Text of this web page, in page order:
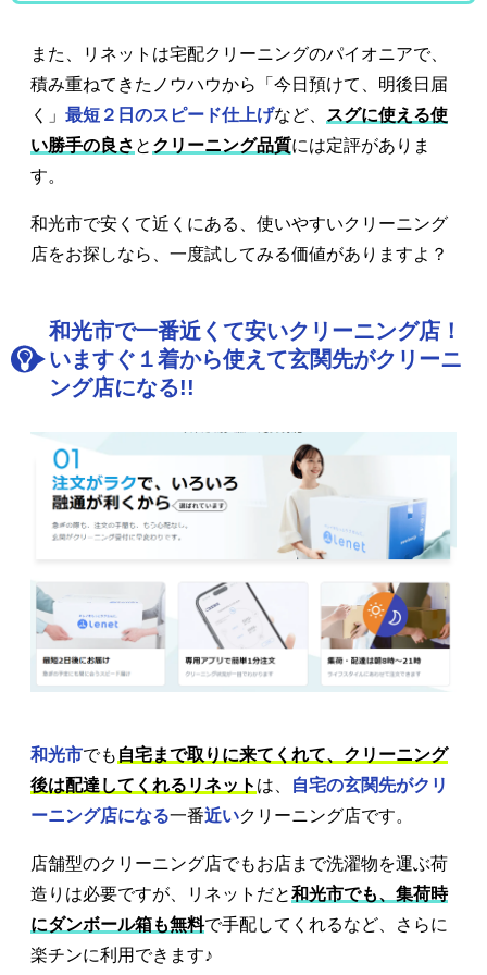
また、リネットは宅配クリーニングのパイオニアで、
積み重ねてきたノウハウから「今日預けて、明後日届
く」 最短２日のスピード仕上げなど、
スグに使える使
い勝手の良さ と クリーニング品質には定評がありま
す。
和光市で安くて近くにある、使いやすいクリーニング
店をお探しなら、一度試してみる価値がありますよ？
和光市で一番近くて安いクリーニング店！
いますぐ１着から使えて玄関先がクリーニ
ング店になる!!
和光市でも 自宅まで取りに来てくれて、クリーニング
後は配達してくれるリネット は、
自宅の玄関先がクリ
ーニング店になる一番近いクリーニング店です。
店舗型のクリーニング店でもお店まで洗濯物を運ぶ荷
造りは必要ですが、リネットだと和光市でも、集荷時
にダンボール箱も無料で手配してくれるなど、さらに
楽チンに利用できます♪